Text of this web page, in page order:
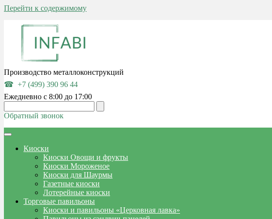
Перейти к содержимому
Производство металлоконструкций
+7 (499) 390 96 44
Ежедневно с 8:00 до 17:00
Обратный звонок
Киоски
Киоски Овощи и фрукты
Киоски Мороженое
Киоски для Шаурмы
Газетные киоски
Лотерейные киоски
Торговые павильоны
Киоски и павильоны «Церковная лавка»